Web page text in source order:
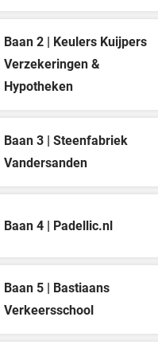
Baan 2 | Keulers Kuijpers
Verzekeringen &
Hypotheken
Baan 3 | Steenfabriek
Vandersanden
Baan 4 | Padellic.nl
Baan 5 | Bastiaans
Verkeersschool